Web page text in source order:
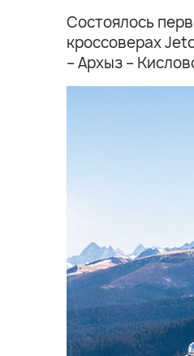
Состоялось
кроссоверах
– Архыз –